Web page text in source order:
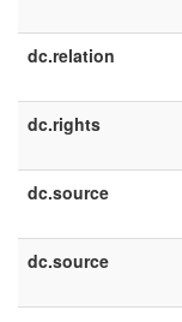
dc.relation
dc.rights
dc.source
dc.source